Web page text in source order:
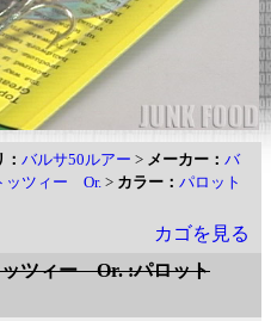
バルサ50ルアー > メーカー： バ
ッツィー Or. > カラー： パロット
カゴを見る
ッツィー Or. :パロット